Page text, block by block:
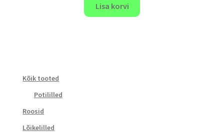
Lisa korvi
Kõik tooted
Potililled
Roosid
Lõikelilled